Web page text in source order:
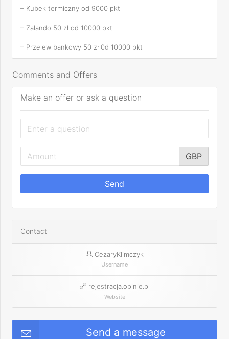
– Kubek termiczny od 9000 pkt
– Zalando 50 zł od 10000 pkt
– Przelew bankowy 50 zł 0d 10000 pkt
Comments and Offers
Make an offer or ask a question
GBP
Send
Contact
CezaryKlimczyk
Username
rejestracja.opinie.pl
Website
Send a message